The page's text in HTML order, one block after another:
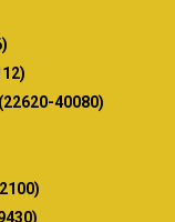
(22620-40080)